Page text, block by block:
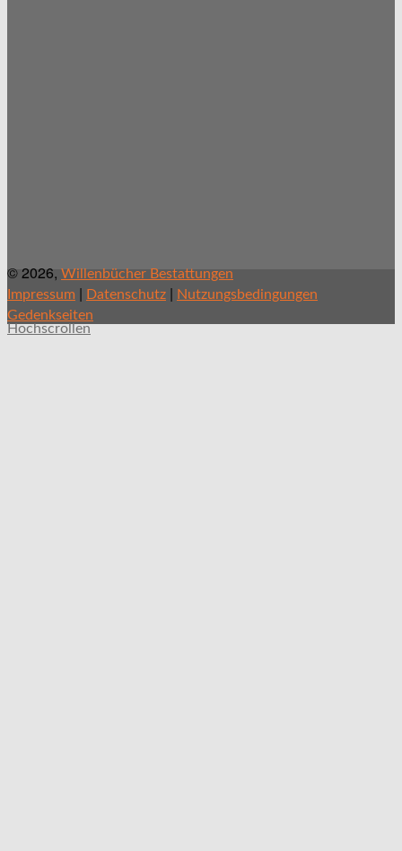
© 2026, Willenbücher Bestattungen
Impressum | Datenschutz | Nutzungsbedingungen
Gedenkseiten
Hochscrollen